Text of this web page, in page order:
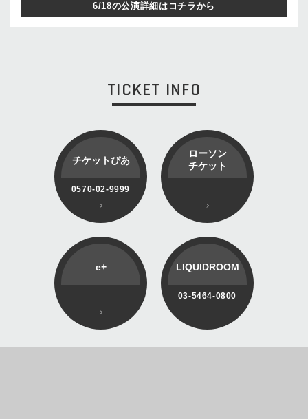
6/18の公演詳細はコチラから
TICKET INFO
チケットぴあ
0570-02-9999
ローソン
チケット
e+ LIQUIDROOM
03-5464-0800